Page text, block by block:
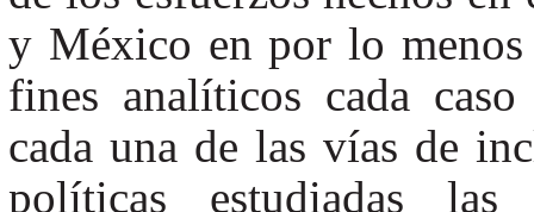
y México en por lo
fines analíticos cada
cada una de las vías de
políticas estudiadas las